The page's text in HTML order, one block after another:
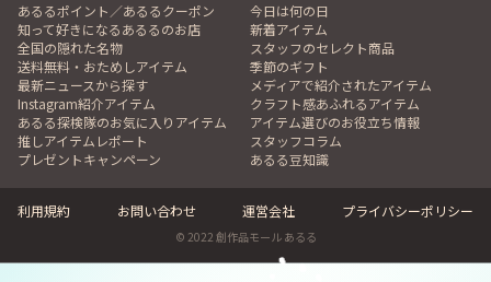
あるるポイント／あるるクーポン
今日は何の日
知って好きになるあるるのお店
新着アイテム
全国の隠れた名物
スタッフのセレクト商品
送料無料・おためしアイテム
季節のギフト
最新ニュースから探す
メディアで紹介されたアイテム
Instagram紹介アイテム
クラフト感あふれるアイテム
あるる探検隊のお気に入りアイテム
アイテム選びのお役立ち情報
推しアイテムレポート
スタッフコラム
プレゼントキャンペーン
あるる豆知識
利用規約 お問い合わせ 運営会社 プライバシーポリシー
© 2022 創作品モール あるる